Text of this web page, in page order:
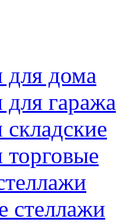
для дома
гаража
стеллажи